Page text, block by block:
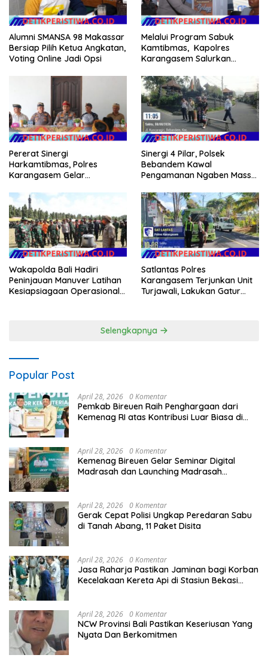
Alumni SMANSA 98 Makassar
Bersiap Pilih Ketua Angkatan,
Voting Online Jadi Opsi
Melalui Program Sabuk
Kamtibmas, Kapolres
Karangasem Salurkan
Warga Kurang Mampu
Pererat Sinergi
Harkamtibmas, Polres
Karangasem Gelar
Kamtibmas di Dangin Sema II
Sinergi 4 Pilar, Polsek
Bebandem Kawal
Pengamanan Ngaben Massal
Tihingan
Wakapolda Bali Hadiri
Peninjauan Manuver Latihan
Kesiapsiagaan Operasional
Satlantas Polres
Karangasem Terjunkan Unit
Turjawali, Lakukan Gatur
Selengkapnya
Popular Post
April 28, 2026 0 Komentar
Pemkab Bireuen Raih Penghargaan dari
Kemenag RI atas Kontribusi Luar Biasa di
April 28, 2026 0 Komentar
Kemenag Bireuen Gelar Seminar Digital
Madrasah dan Launching Madrasah
April 28, 2026 0 Komentar
Gerak Cepat Polisi Ungkap Peredaran Sabu
di Tanah Abang, 11 Paket Disita
April 28, 2026 0 Komentar
Jasa Raharja Pastikan Jaminan bagi Korban
Kecelakaan Kereta Api di Stasiun Bekasi
April 28, 2026 0 Komentar
NCW Provinsi Bali Pastikan Keseriusan Yang
Nyata Dan Berkomitmen